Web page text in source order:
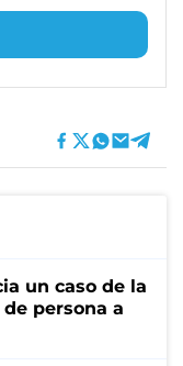
un caso de la
persona a